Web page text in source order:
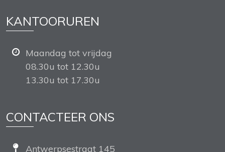
KANTOORUREN
Maandag tot vrijdag
08.30u tot 12.30u
13.30u tot 17.30u
CONTACTEER ONS
Antwerpsestraat 145